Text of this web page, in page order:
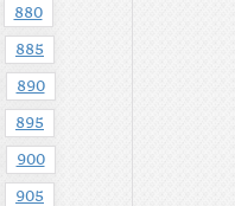
880
885
890
895
900
905